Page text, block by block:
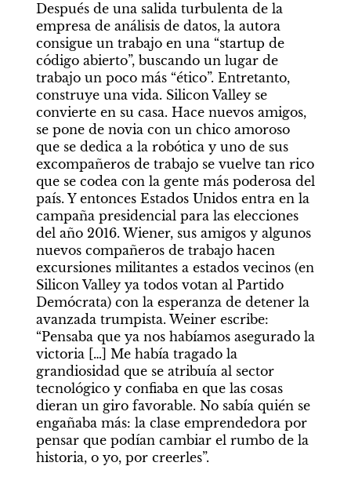
Después de una salida turbulenta de la
empresa de análisis de datos, la autora
consigue un trabajo en una “startup de
código abierto”, buscando un lugar de
trabajo un poco más “ético”. Entretanto,
construye una vida. Silicon Valley se
convierte en su casa. Hace nuevos amigos,
se pone de novia con un chico amoroso
que se dedica a la robótica y uno de sus
excompañeros de trabajo se vuelve tan rico
que se codea con la gente más poderosa del
país. Y entonces Estados Unidos entra en la
campaña presidencial para las elecciones
del año 2016. Wiener, sus amigos y algunos
nuevos compañeros de trabajo hacen
excursiones militantes a estados vecinos (en
Silicon Valley ya todos votan al Partido
Demócrata) con la esperanza de detener la
avanzada trumpista. Weiner escribe:
“Pensaba que ya nos habíamos asegurado la
victoria […] Me había tragado la
grandiosidad que se atribuía al sector
tecnológico y confiaba en que las cosas
dieran un giro favorable. No sabía quién se
engañaba más: la clase emprendedora por
pensar que podían cambiar el rumbo de la
historia, o yo, por creerles”.